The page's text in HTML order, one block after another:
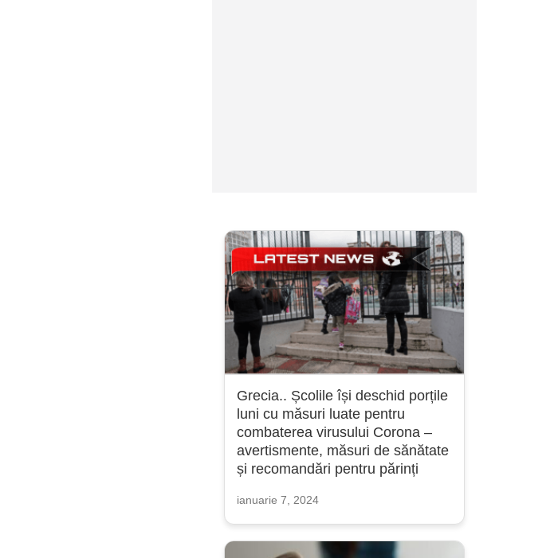
Grecia.. Școlile își deschid porțile
luni cu măsuri luate pentru
combaterea virusului Corona –
avertismente, măsuri de sănătate
și recomandări pentru părinți
ianuarie 7, 2024